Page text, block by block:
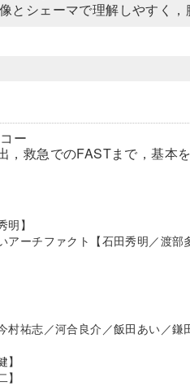
とシェーマで理解しやすく
ー
，救急でのFASTまで，基本
】
アーチファクト【石田秀明／渡部
祐志／河合良介／飯田あい／鎌